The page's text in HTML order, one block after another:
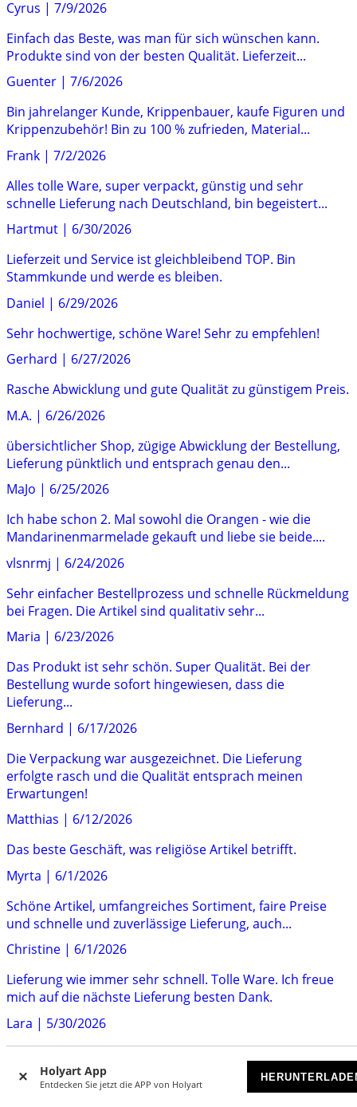
Holyart App
Entdecken Sie jetzt die APP von Holyart
Cyrus | 7/9/2026
Einfach das Beste, was man für sich wünschen kann.
Produkte sind von der besten Qualität. Lieferzeit...
Guenter | 7/6/2026
Bin jahrelanger Kunde, Krippenbauer, kaufe Figuren und
Krippenzubehör! Bin zu 100 % zufrieden, Material...
Frank | 7/2/2026
Alles tolle Ware, super verpackt, günstig und sehr
schnelle Lieferung nach Deutschland, bin begeistert...
Hartmut | 6/30/2026
Lieferzeit und Service ist gleichbleibend TOP. Bin
Stammkunde und werde es bleiben.
Daniel | 6/29/2026
Sehr hochwertige, schöne Ware! Sehr zu empfehlen!
Gerhard | 6/27/2026
Rasche Abwicklung und gute Qualität zu günstigem Preis.
M.A. | 6/26/2026
übersichtlicher Shop, zügige Abwicklung der Bestellung,
Lieferung pünktlich und entsprach genau den...
MaJo | 6/25/2026
Ich habe schon 2. Mal sowohl die Orangen - wie die
Mandarinenmarmelade gekauft und liebe sie beide....
vlsnrmj | 6/24/2026
Sehr einfacher Bestellprozess und schnelle Rückmeldung
bei Fragen. Die Artikel sind qualitativ sehr...
Maria | 6/23/2026
Das Produkt ist sehr schön. Super Qualität. Bei der
Bestellung wurde sofort hingewiesen, dass die
Lieferung...
Bernhard | 6/17/2026
Die Verpackung war ausgezeichnet. Die Lieferung
erfolgte rasch und die Qualität entsprach meinen
Erwartungen!
Matthias | 6/12/2026
Das beste Geschäft, was religiöse Artikel betrifft.
Myrta | 6/1/2026
Schöne Artikel, umfangreiches Sortiment, faire Preise
und schnelle und zuverlässige Lieferung, auch...
Christine | 6/1/2026
Lieferung wie immer sehr schnell. Tolle Ware. Ich freue
mich auf die nächste Lieferung besten Dank.
Lara | 5/30/2026
feine Gravur, die angegebene Größe passgenau. Der...